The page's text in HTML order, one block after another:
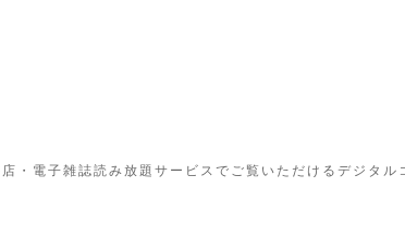
電子雑誌読み放題サービスでご覧いただけるデジタル